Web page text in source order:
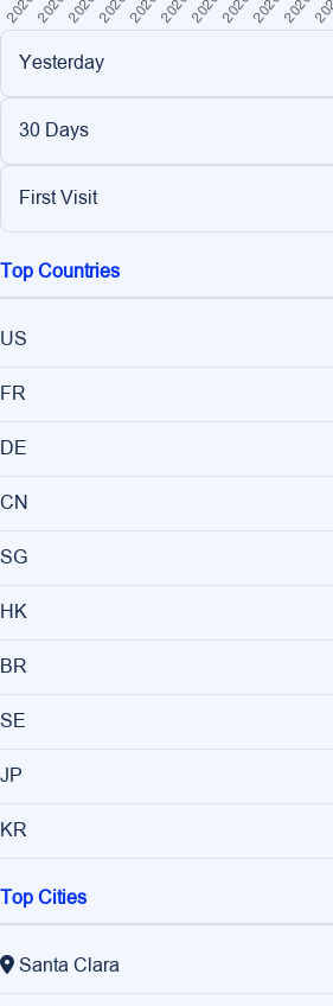
Yesterday
30 Days
First Visit
Top Countries
US
FR
DE
CN
SG
HK
BR
SE
JP
KR
Top Cities
Santa Clara